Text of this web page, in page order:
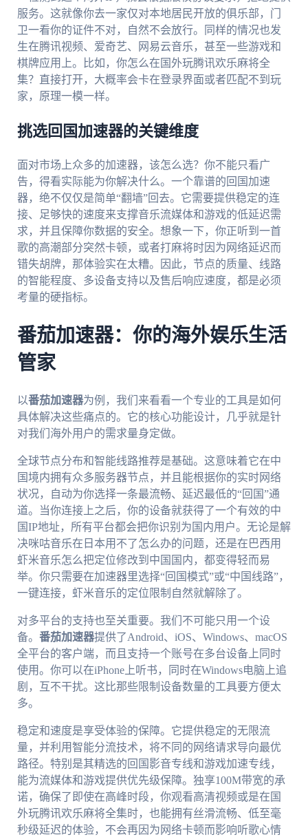
服务。这就像你去一家仅对本地居民开放的俱乐部，门
卫一看你的证件不对，自然不会放行。同样的情况也发
生在腾讯视频、爱奇艺、网易云音乐，甚至一些游戏和
棋牌应用上。比如，你怎么在国外玩腾讯欢乐麻将全
集？直接打开，大概率会卡在登录界面或者匹配不到玩
家，原理一模一样。
挑选回国加速器的关键维度
面对市场上众多的加速器，该怎么选？你不能只看广
告，得看实际能为你解决什么。一个靠谱的回国加速
器，绝不仅仅是简单“翻墙”回去。它需要提供稳定的连
接、足够快的速度来支撑音乐流媒体和游戏的低延迟需
求，并且保障你数据的安全。想象一下，你正听到一首
歌的高潮部分突然卡顿，或者打麻将时因为网络延迟而
错失胡牌，那体验实在太糟。因此，节点的质量、线路
的智能程度、多设备支持以及售后响应速度，都是必须
考量的硬指标。
番茄加速器：你的海外娱乐生活
管家
以番茄加速器为例，我们来看看一个专业的工具是如何
具体解决这些痛点的。它的核心功能设计，几乎就是针
对我们海外用户的需求量身定做。
全球节点分布和智能线路推荐是基础。这意味着它在中
国境内拥有众多服务器节点，并且能根据你的实时网络
状况，自动为你选择一条最流畅、延迟最低的“回国”通
道。当你连接上之后，你的设备就获得了一个有效的中
国IP地址，所有平台都会把你识别为国内用户。无论是解
决咪咕音乐在日本用不了怎么办的问题，还是在巴西用
虾米音乐怎么把定位修改到中国国内，都变得轻而易
举。你只需要在加速器里选择“回国模式”或“中国线路”，
一键连接，虾米音乐的定位限制自然就解除了。
对多平台的支持也至关重要。我们不可能只用一个设
备。 番茄加速器提供了Android、iOS、Windows、macOS
全平台的客户端，而且支持一个账号在多台设备上同时
使用。你可以在iPhone上听书，同时在Windows电脑上追
剧，互不干扰。这比那些限制设备数量的工具要方便太
多。
稳定和速度是享受体验的保障。它提供稳定的无限流
量，并利用智能分流技术，将不同的网络请求导向最优
路径。特别是其精选的回国影音专线和游戏加速专线，
能为流媒体和游戏提供优先级保障。独享100M带宽的承
诺，确保了即使在高峰时段，你观看高清视频或是在国
外玩腾讯欢乐麻将全集时，也能拥有丝滑流畅、低至毫
秒级延迟的体验，不会再因为网络卡顿而影响听歌心情